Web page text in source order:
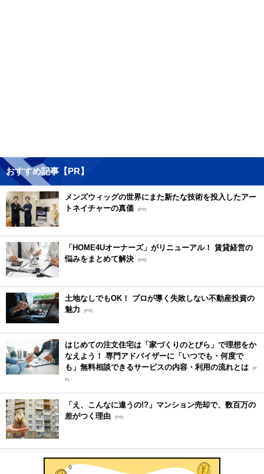
おすすめ記事【PR】
メンズウィッグの世界にまた新たな技術を投入したアー
トネイチャーの真価 [PR]
「HOME4Uオーナーズ」がリニューアル！ 賃貸経営の
悩みをまとめて解決 [PR]
土地なしでもOK！ プロが導く失敗しない不動産投資の
魅力
[PR]
はじめての注文住宅は「家づくりのとびら」で理想をか
なえよう！ 専門アドバイザーに「いつでも・何度で
も」無料相談できるサービスの内容・利用の流れとは [P
R]
「え、こんなに違うの!?」マンション売却で、数百万の
差がつく理由 [PR]